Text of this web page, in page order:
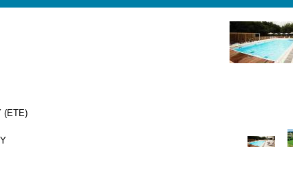
(ETE)